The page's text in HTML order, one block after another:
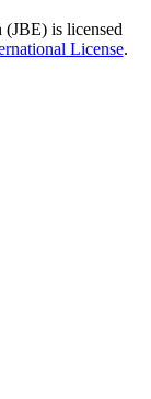
(JBE) is licensed
License.